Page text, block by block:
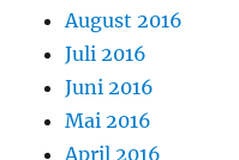
August 2016
Juli 2016
Juni 2016
Mai 2016
April 2016